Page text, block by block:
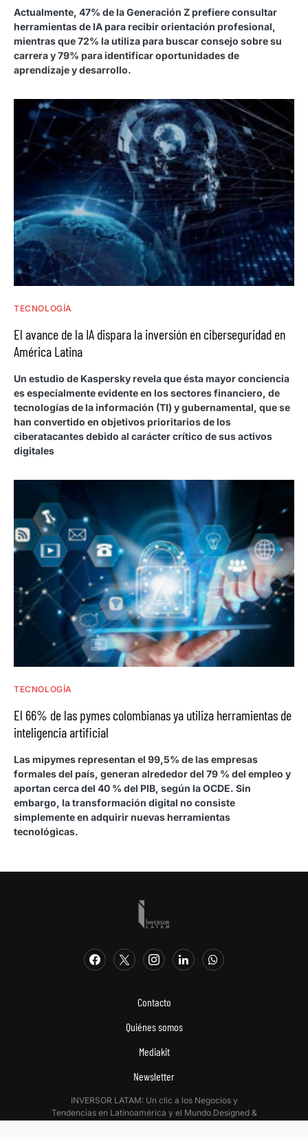
Actualmente, 47% de la Generación Z prefiere consultar
herramientas de IA para recibir orientación profesional,
mientras que 72% la utiliza para buscar consejo sobre su
carrera y 79% para identificar oportunidades de
aprendizaje y desarrollo.
TECNOLOGÍA
El avance de la IA dispara la inversión en ciberseguridad en
América Latina
Un estudio de Kaspersky revela que ésta mayor conciencia
es especialmente evidente en los sectores financiero, de
tecnologías de la información (TI) y gubernamental, que se
han convertido en objetivos prioritarios de los
ciberatacantes debido al carácter crítico de sus activos
digitales
TECNOLOGÍA
El 66% de las pymes colombianas ya utiliza herramientas de
inteligencia artificial
Las mipymes representan el 99,5% de las empresas
formales del país, generan alrededor del 79 % del empleo y
aportan cerca del 40 % del PIB, según la OCDE. Sin
embargo, la transformación digital no consiste
simplemente en adquirir nuevas herramientas
tecnológicas.
Contacto
Quiénes somos
Mediakit
Newsletter
INVERSOR LATAM: Un clic a los Negocios y
Tendencias en Latinoamérica y el Mundo.Designed &